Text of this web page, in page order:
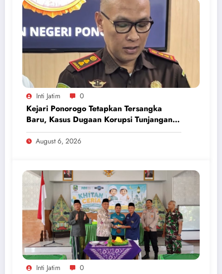
Inti Jatim 0
Kejari Ponorogo Tetapkan Tersangka
Baru, Kasus Dugaan Korupsi Tunjangan
Perumahan DPRD 2023-2026
August 6, 2026
Inti Jatim 0